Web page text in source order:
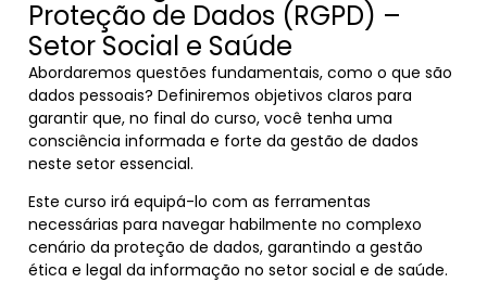
Proteção de Dados (RGPD) –
Setor Social e Saúde
Abordaremos questões fundamentais, como o que são
dados pessoais? Definiremos objetivos claros para
garantir que, no final do curso, você tenha uma
consciência informada e forte da gestão de dados
neste setor essencial.
Este curso irá equipá-lo com as ferramentas
necessárias para navegar habilmente no complexo
cenário da proteção de dados, garantindo a gestão
ética e legal da informação no setor social e de saúde.